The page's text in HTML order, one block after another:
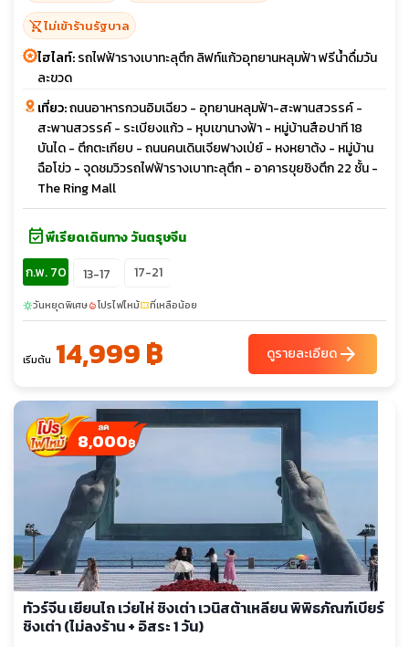
shopping_cart_offไม่เข้าร้านรัฐบาล
ไฮไลท์:รถไฟฟ้ารางเบาทะลุตึก ลิฟท์แก้วอุทยานหลุมฟ้า ฟรีน้ำดื่มวัน
ละขวด
เที่ยว:ถนนอาหารกวนอิมเฉียว - อุทยานหลุมฟ้า-สะพานสวรรค์ -
สะพานสวรรค์ - ระเบียงแก้ว - หุบเขานางฟ้า - หมู่บ้านสือปาที 18
บันได - ตึกตะเกียบ - ถนนคนเดินเจียฟางเป่ย์ - หงหยาต้ง - หมู่บ้าน
ฉือโข่ว - จุดชมวิวรถไฟฟ้ารางเบาทะลุตึก - อาคารขุยชิงตึก 22 ชั้น -
The Ring Mall
event_availableพีเรียดเดินทาง วันตรุษจีน
ก.พ. 70
13-17 17-21
sunnyวันหยุดพิเศษlocal_fire_departmentโปรไฟไหม้confirmation_numberที่เหลือน้อย
เริ่มต้น 14,999 ฿ ดูรายละเอียดarrow_forward
8,000฿
ทัวร์จีน เยียนไถ เว่ยไห่ ชิงเต่า เวนิสต้าเหลียน พิพิธภัณฑ์เบียร์
ชิงเต่า (ไม่ลงร้าน + อิสระ 1 วัน)